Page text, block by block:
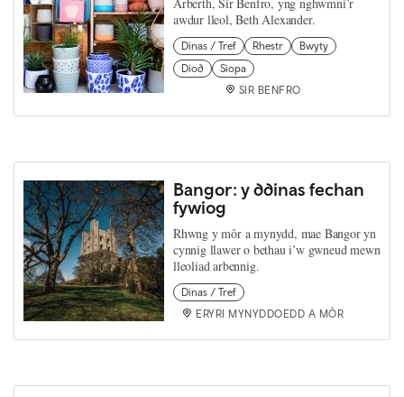
awdur lleol, Beth Alexander.
Dinas / Tref Rhestr
Bwyty
Diod
Siopa
SIR BENFRO
Bangor: y ddinas fechan
fywiog
Rhwng y môr a mynydd, mae Bangor yn
cynnig llawer o bethau i’w gwneud mewn
lleoliad arbennig.
Dinas / Tref
ERYRI MYNYDDOEDD A MÔR